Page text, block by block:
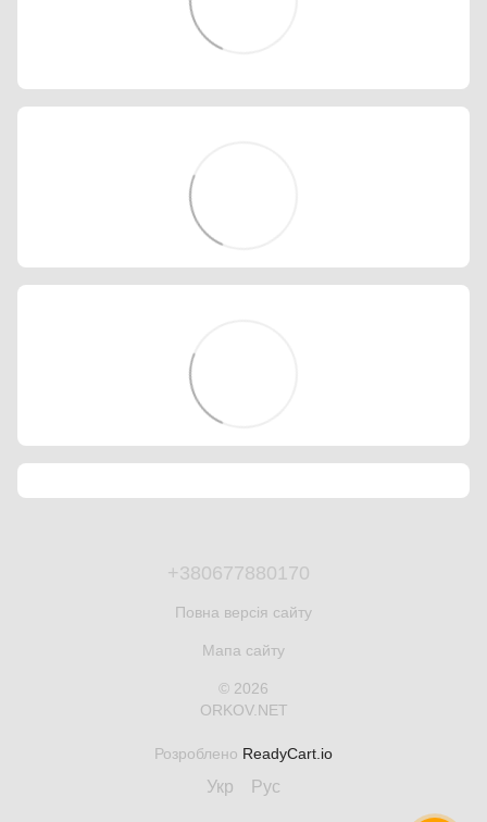
+380677880170
Повна версія сайту
Мапа сайту
© 2026
ORKOV.NET
Розроблено ReadyCart.io
Укр Рус